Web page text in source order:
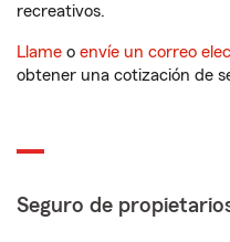
recreativos.
Llame o envíe un correo
obtener una cotización de
Seguro de